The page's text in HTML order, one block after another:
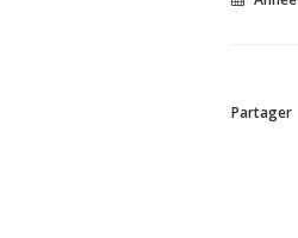
Partager